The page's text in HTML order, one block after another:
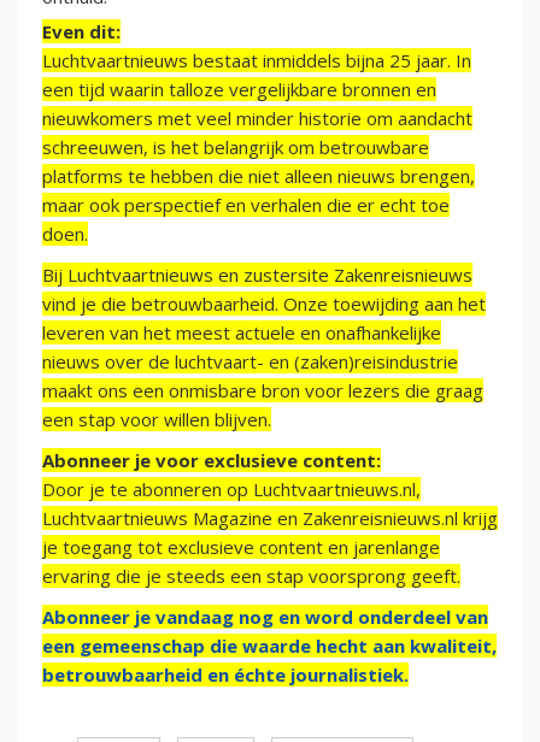
Even dit:
Luchtvaartnieuws bestaat inmiddels bijna 25 jaar. In
een tijd waarin talloze vergelijkbare bronnen en
nieuwkomers met veel minder historie om aandacht
schreeuwen, is het belangrijk om betrouwbare
platforms te hebben die niet alleen nieuws brengen,
maar ook perspectief en verhalen die er echt toe
doen.
Bij Luchtvaartnieuws en zustersite Zakenreisnieuws
vind je die betrouwbaarheid. Onze toewijding aan het
leveren van het meest actuele en onafhankelijke
nieuws over de luchtvaart- en (zaken)reisindustrie
maakt ons een onmisbare bron voor lezers die graag
een stap voor willen blijven.
Abonneer je voor exclusieve content:
Door je te abonneren op Luchtvaartnieuws.nl,
Luchtvaartnieuws Magazine en Zakenreisnieuws.nl krijg
je toegang tot exclusieve content en jarenlange
ervaring die je steeds een stap voorsprong geeft.
Abonneer je vandaag nog en word onderdeel van
een gemeenschap die waarde hecht aan kwaliteit,
betrouwbaarheid en échte journalistiek.